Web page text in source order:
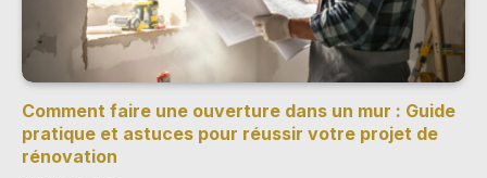
Comment faire une ouverture dans un mur : Guide
pratique et astuces pour réussir votre projet de
rénovation